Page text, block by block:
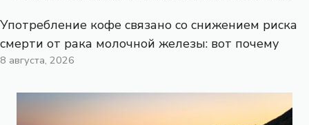
Употребление кофе связано со снижением риска
смерти от рака молочной железы: вот почему
8 августа, 2026